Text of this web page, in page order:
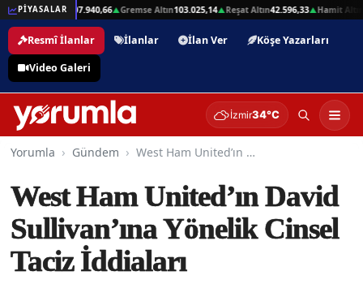
PİYASALAR
▲Beşli Altın207.940,66▲Gremse Altın103.025,14▲Reşat Altın42.596,33▲Hamit Altın
Resmî İlanlar İlanlar İlan Ver
Köşe Yazarları
Video Galeri
İzmir34°C
Yorumla Gündem West Ham United’ın David Sullivan’ına Yönelik Cinsel Taciz İddiaları
West Ham United’ın David
Sullivan’ına Yönelik Cinsel
Taciz İddiaları